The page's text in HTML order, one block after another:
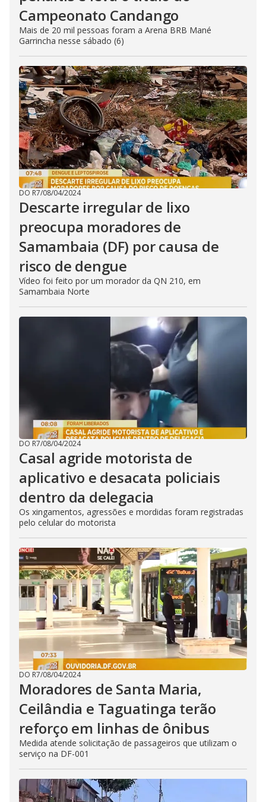
Campeonato Candango
Mais de 20 mil pessoas foram a Arena BRB Mané
Garrincha nesse sábado (6)
DO R7/08/04/2024
Descarte irregular de lixo
preocupa moradores de
Samambaia (DF) por causa de
risco de dengue
Vídeo foi feito por um morador da QN 210, em
Samambaia Norte
DO R7/08/04/2024
Casal agride motorista de
aplicativo e desacata policiais
dentro da delegacia
Os xingamentos, agressões e mordidas foram registradas
pelo celular do motorista
DO R7/08/04/2024
Moradores de Santa Maria,
Ceilândia e Taguatinga terão
reforço em linhas de ônibus
Medida atende solicitação de passageiros que utilizam o
serviço na DF-001